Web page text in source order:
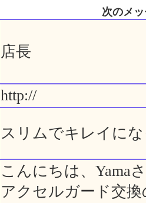
次のメ
店長
http://
スリムでキレイに
こんにちは、Yama
アクセルガード交